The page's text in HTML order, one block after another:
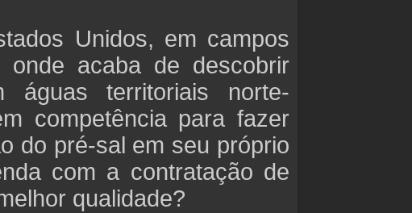
Unidos, em campos
acaba de descobrir
territoriais norte-
competência para fazer
do pré-sal em seu próprio
com a contratação de
qualidade?